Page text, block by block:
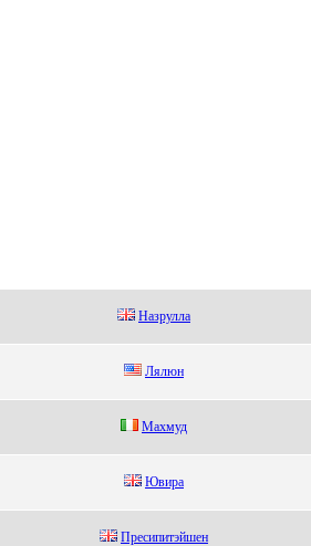
Haзpуллa
Лялюн
Мaxмуд
Ювира
Пpecипитэйшeн